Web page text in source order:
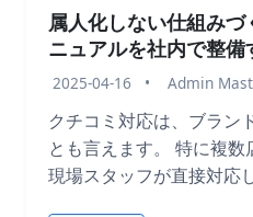
属人化しない仕組み
ニュアルを社内で整
2025-04-16 • Admin
クチコミ対応は、ブラン
とも言えます。 特に複数
現場スタッフが直接対応